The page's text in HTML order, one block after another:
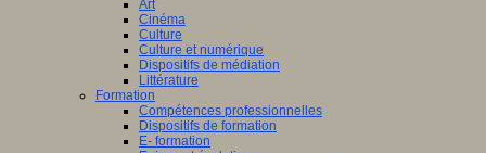
Art
Cinéma
Culture
Culture et numérique
Dispositifs de médiation
Littérature
Formation
Compétences professionnelles
Dispositifs de formation
E- formation